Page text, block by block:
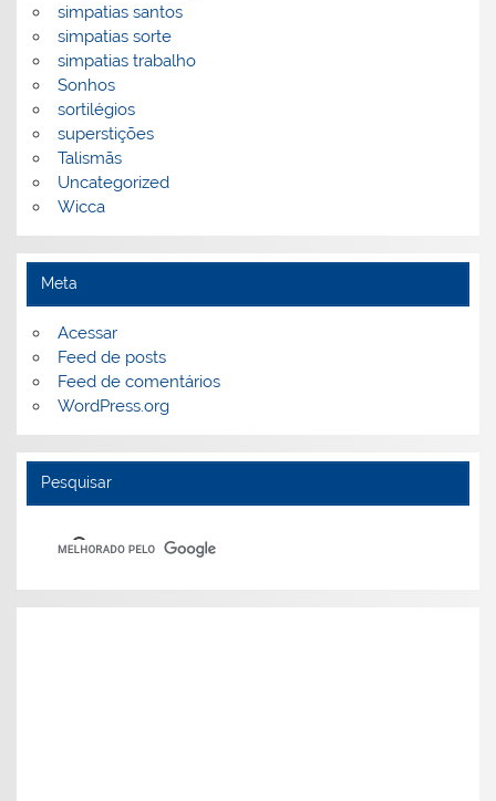
simpatias santos
simpatias sorte
simpatias trabalho
Sonhos
sortilégios
superstições
Talismãs
Uncategorized
Wicca
Meta
Acessar
Feed de posts
Feed de comentários
WordPress.org
Pesquisar